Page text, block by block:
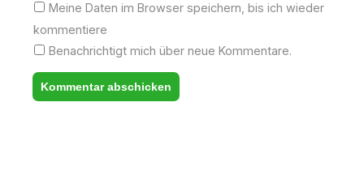
Meine Daten im Browser speichern, bis ich wieder
kommentiere
Benachrichtigt mich über neue Kommentare.